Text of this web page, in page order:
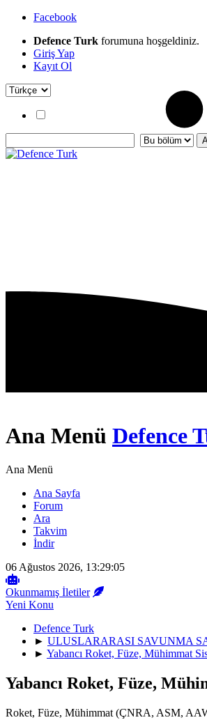
Facebook
Defence Turk forumuna hoşgeldiniz.
Giriş Yap
Kayıt Ol
Ana Menü Defence
Ana Menü
Ana Sayfa
Forum
Ara
Takvim
İndir
06 Ağustos 2026, 13:29:05
Okunmamış İletiler
Yeni Konu
Defence Turk
► ULUSLARARASI SAVUNMA
► Yabancı Roket, Füze, Mühimmat
Yabancı Roket, Füze,
Roket, Füze, Mühimmat (ÇNRA, ASM,